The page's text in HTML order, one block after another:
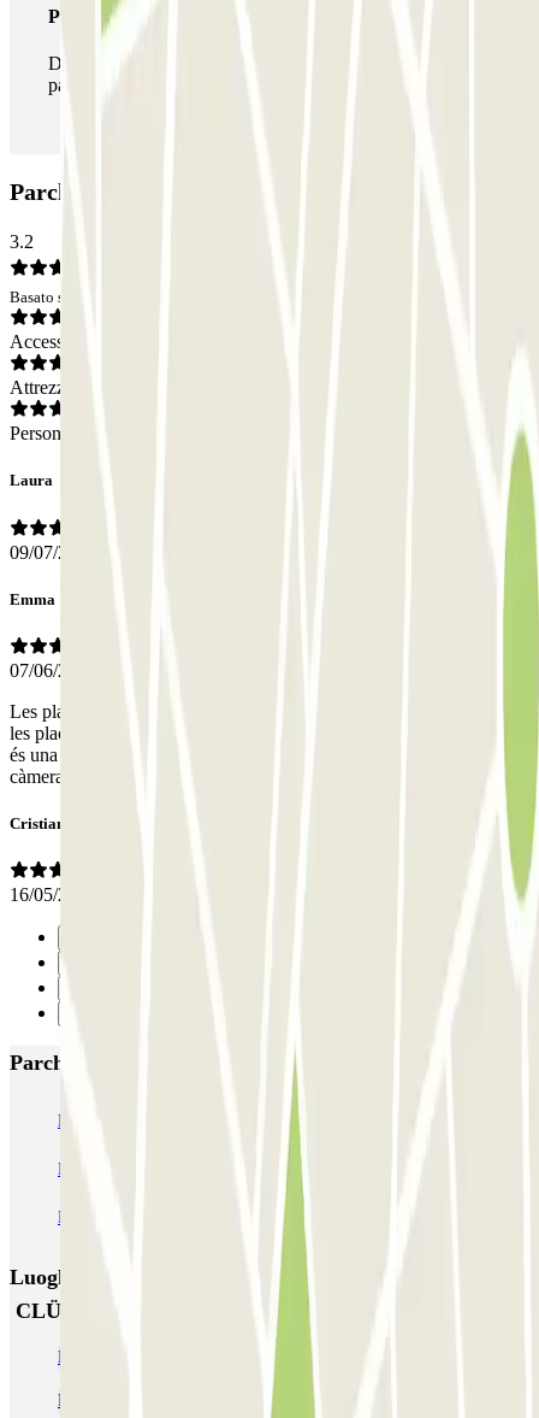
Pass illlimitato
Durante il tuo soggiorno potrai entrare e uscire dal
parcheggio tutte le volte che vorrai.
Parcheggio CLÜBO Bruniquer - Gràcia: Opinioni
3.2
Basato su 4 opinioni
Accesso
Attrezzatura
Personale
Laura
09/07/2026
Emma
07/06/2026
Les places són molt grans però és difícil maniobrar perquè davant de
les places en bateria s'hi col.loquen cotxes en filera. La sortida també
és una mica estreta i difícil col.locar-te de manera que et detecti la
càmera
Cristian
16/05/2026
Parcheggi più popolari a Barcellona
NN Santaló NN Borrell
NN Rocafort Torre Nuñez i Navarro
Parking Viajeros BSM Flos i Calcat
Luoghi ed eventi che potrebbero interessarti vicino a
CLÜBO Bruniquer - Gràcia
Parcheggi vicino alla Plaza de la Vila de Gracia
Parcheggi vicino alla Casa Milà